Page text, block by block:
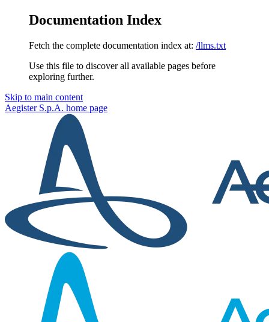
Documentation Index
Fetch the complete documentation index at: /llms.txt
Use this file to discover all available pages before
exploring further.
Skip to main content
Aegister S.p.A. home page